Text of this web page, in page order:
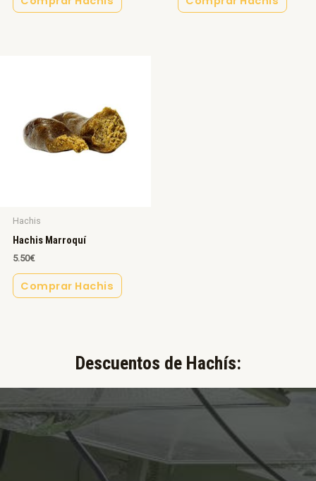
Hachis
Hachis Marroquí
5.50€
Comprar Hachis
Descuentos de Hachís:​